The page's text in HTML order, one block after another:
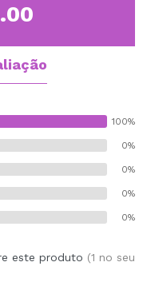
100%
0%
0%
0%
0%
este produto (1 no seu